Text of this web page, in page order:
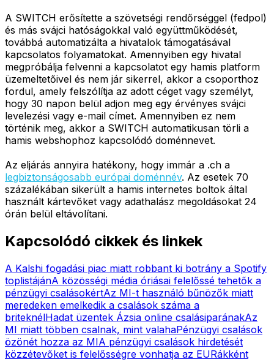
A SWITCH erősítette a szövetségi rendőrséggel (fedpol)
és más svájci hatóságokkal való együttműködését,
továbbá automatizálta a hivatalok támogatásával
kapcsolatos folyamatokat. Amennyiben egy hivatal
megpróbálja felvenni a kapcsolatot egy hamis platform
üzemeltetőivel és nem jár sikerrel, akkor a csoporthoz
fordul, amely felszólítja az adott céget vagy személyt,
hogy 30 napon belül adjon meg egy érvényes svájci
levelezési vagy e-mail címet. Amennyiben ez nem
történik meg, akkor a SWITCH automatikusan törli a
hamis webshophoz kapcsolódó doménnevet.
Az eljárás annyira hatékony, hogy immár a .ch a
legbiztonságosabb európai doménnév. Az esetek 70
százalékában sikerült a hamis internetes boltok által
használt kártevőket vagy adathalász megoldásokat 24
órán belül eltávolítani.
Kapcsolódó cikkek és linkek
A Kalshi fogadási piac miatt robbant ki botrány a Spotify
toplistájánA közösségi média óriásai felelőssé tehetők a
pénzügyi csalásokértAz MI-t használó bűnözők miatt
meredeken emelkedik a csalások száma a
briteknélHadat üzentek Ázsia online csalásiparánakAz
MI miatt többen csalnak, mint valahaPénzügyi csalások
özönét hozza az MIA pénzügyi csalások hirdetését
közzétevőket is felelősségre vonhatja az EURákként